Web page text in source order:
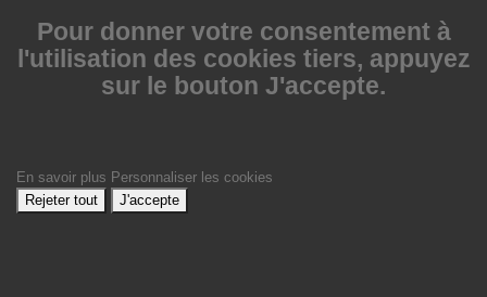
Pour donner votre consentement à
l'utilisation des cookies tiers, appuyez
sur le bouton J'accepte.
En savoir plus Personnaliser les cookies
Rejeter tout
J'accepte